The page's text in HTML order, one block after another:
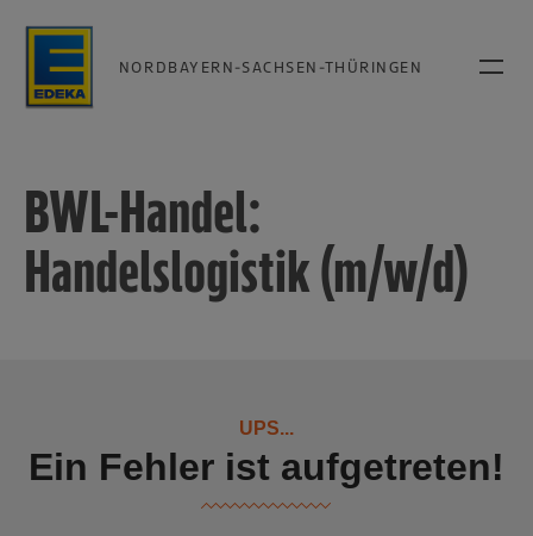
NORDBAYERN-SACHSEN-THÜRINGEN
BWL-Handel:
Handelslogistik (m/w/d)